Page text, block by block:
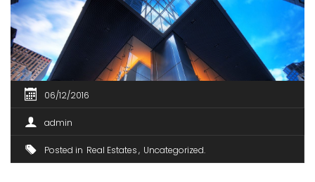
06/12/2016
admin
Posted in Real Estates Uncategorized